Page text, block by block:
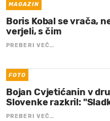
MAGAZIN
Boris Kobal se vrača,
verjeli, s čim
PREBERI VEČ…
FOTO
Bojan Cvjetićanin v
Slovenke razkril:
PREBERI VEČ…